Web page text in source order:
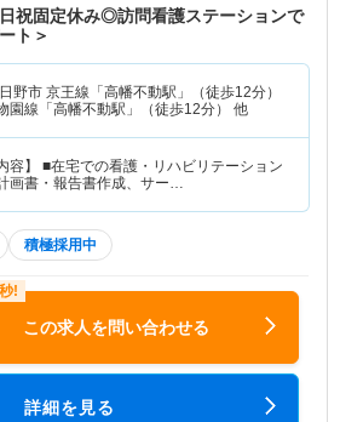
日祝固定休み◎訪問看護ステーションで
ト＞
野市 京王線「高幡不動駅」（徒歩12分）
園線「高幡不動駅」（徒歩12分） 他
容】 ■在宅での看護・リハビリテーション
画書・報告書作成、サー…
積極採用中
この求人を問い合わせる
詳細を見る